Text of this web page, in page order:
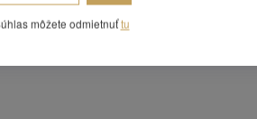
môžete odmietnuťtu